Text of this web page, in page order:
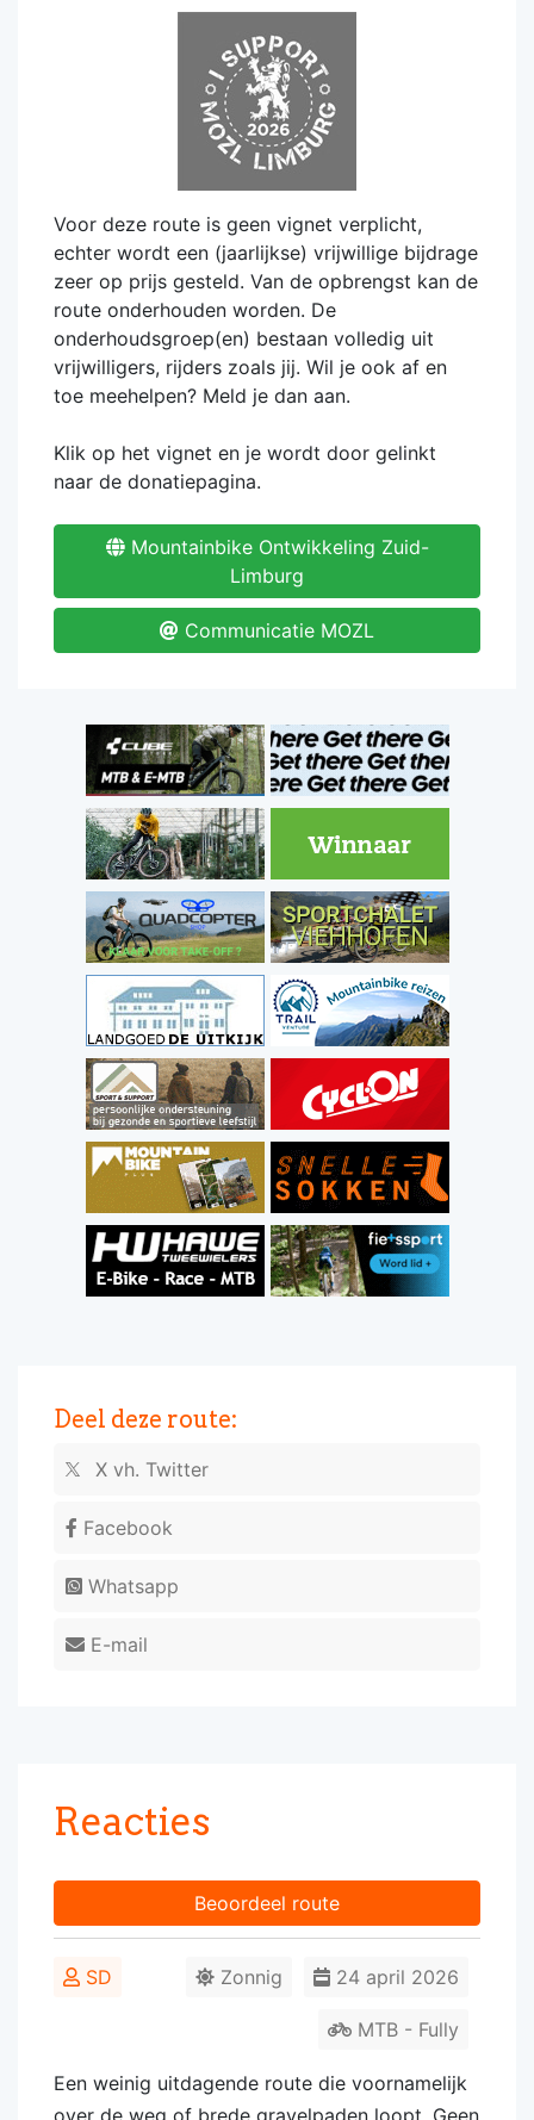
Voor deze route is geen vignet verplicht,
echter wordt een (jaarlijkse) vrijwillige bijdrage
zeer op prijs gesteld. Van de opbrengst kan de
route onderhouden worden. De
onderhoudsgroep(en) bestaan volledig uit
vrijwilligers, rijders zoals jij. Wil je ook af en
toe meehelpen? Meld je dan aan.
Klik op het vignet en je wordt door gelinkt
naar de donatiepagina.
Mountainbike Ontwikkeling Zuid-
Limburg
Communicatie MOZL
Deel deze route:
X vh. Twitter
Facebook
Whatsapp
E-mail
Reacties
Beoordeel route
SD 24 april 2026
Zonnig
MTB - Fully
Een weinig uitdagende route die voornamelijk